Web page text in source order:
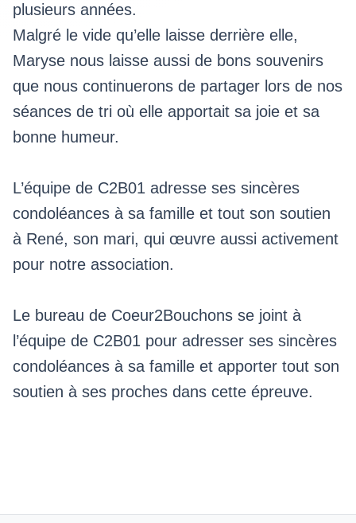
plusieurs années.
Malgré le vide qu’elle laisse derrière elle,
Maryse nous laisse aussi de bons souvenirs
que nous continuerons de partager lors de nos
séances de tri où elle apportait sa joie et sa
bonne humeur.
L’équipe de C2B01 adresse ses sincères
condoléances à sa famille et tout son soutien
à René, son mari, qui œuvre aussi activement
pour notre association.
Le bureau de Coeur2Bouchons se joint à
l’équipe de C2B01 pour adresser ses sincères
condoléances à sa famille et apporter tout son
soutien à ses proches dans cette épreuve.